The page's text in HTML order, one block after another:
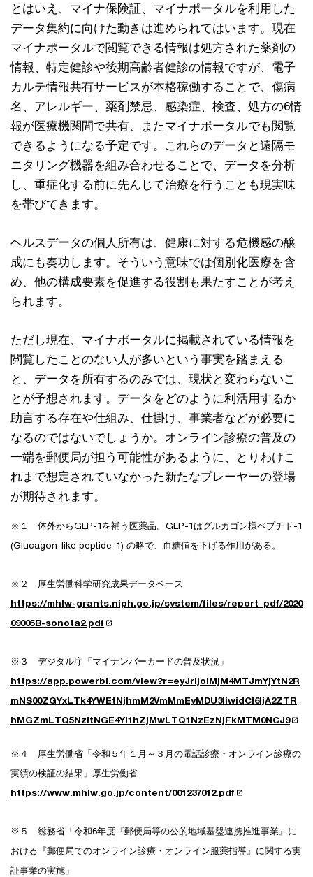
とはいえ、マイナ保険証、マイナポータルを利用した
データ集約に向けた動きは進められてはいます。現在
マイナポータルで閲覧できる情報は処方された薬剤の
情報、特定健診や後期高齢者健診の情報ですが、電子
カルテ情報共有サービスが本格稼働することで、傷病
名、アレルギー、薬剤禁忌、感染症、検査、処方の6情
報が医療機関間で共有、またマイナポータルでも閲覧
できるようになる予定です。これらのデータと遠隔モ
ニタリング機器を組み合わせることで、データを分析
し、重症化する前に先んじて治療を行うことも現実味
を帯びてきます。
ヘルスデータの個人所有は、健康に対する危機感の醸
成にも奏功します。そういう意味では個別化医療を含
め、他の構成要素を促進する役割も果たすことが考え
られます。
ただし現在、マイナポータルに掲載されている情報を
閲覧したことのない人が多いという事実を踏まえる
と、データを所有するのみでは、現状と変わらないこ
とが予想されます。データをどのように利活用するか
助言する存在や仕組み、仕掛け、事業者などが必要に
なるのではないでしょうか。オンライン診療の普及の
一端を郵便局が担う可能性があるように、とりわけこ
れまで想定されていなかった新たなプレーヤーの登場
が期待されます。
※１ 体外からGLP-1を補う医薬品。GLP-1はグルカゴン様ペプチド-1
(Glucagon-like peptide-1) の略で、血糖値を下げる作用がある。
※２ 厚生労働科学研究成果データベース
https://mhlw-grants.niph.go.jp/system/files/report_pdf/2020
09005B-sonota2.pdf
※３ デジタル庁「マイナンバーカードの普及状況」
https://app.powerbi.com/view?r=eyJrIjoiMjM4MTJmYjYtN2R
mNS00ZGYxLTk4YWEtNjhmM2VmMmEyMDU3IiwidCI6IjA2ZTR
hMGZmLTQ5NzItNGE4Yi1hZjMwLTQ1NzEzNjFkMTM0NCJ9
※４ 厚生労働省「令和５年１月～３月の電話診療・オンライン診療の
実績の検証の結果」厚生労働省
https://www.mhlw.go.jp/content/001237012.pdf
※５ 総務省「令和6年度『郵便局等の公的地域基盤連携推進事業』に
おける『郵便局でのオンライン診療・オンライン服薬指導』に関する実
証事業の実施」